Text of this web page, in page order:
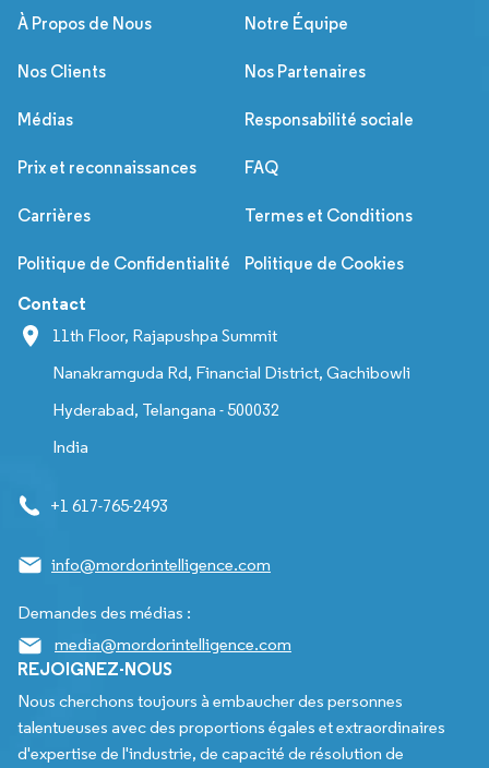
À Propos de Nous
Notre Équipe
Nos Clients Nos Partenaires
Médias Responsabilité sociale
Prix et reconnaissances FAQ
Carrières Termes et Conditions
Politique de Confidentialité Politique de Cookies
Contact
11th Floor, Rajapushpa Summit
Nanakramguda Rd, Financial District, Gachibowli
Hyderabad, Telangana - 500032
India
+1 617-765-2493
info@mordorintelligence.com
Demandes des médias :
media@mordorintelligence.com
REJOIGNEZ-NOUS
Nous cherchons toujours à embaucher des personnes
talentueuses avec des proportions égales et extraordinaires
d'expertise de l'industrie, de capacité de résolution de